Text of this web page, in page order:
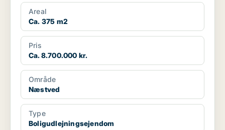
Areal
Ca. 375 m2
Pris
Ca. 8.700.000 kr.
Område
Næstved
Type
Boligudlejningsejendom